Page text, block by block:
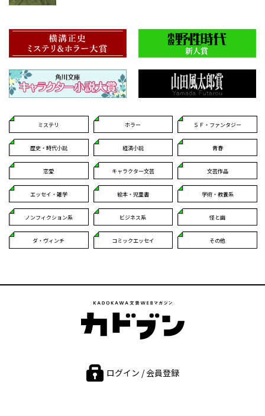
ミステリ ホラー ＳＦ・ファンタジー
歴史・時代小説 経済小説 青春
恋愛 キャラクター文芸 文芸作品
エッセイ・雑学 絵本・児童書 学術・教養系
ノンフィクション系 ビジネス系 怪と幽
ダ・ヴィンチ コミックエッセイ その他
ログイン / 会員登録